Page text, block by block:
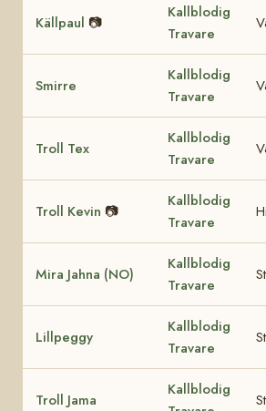
Källpaul 📷
Kallblodig
Travare
Smirre
Kallblodig
Travare
Troll Tex
Kallblodig
Travare
Troll Kevin 📷
Kallblodig
Travare
Mira Jahna (NO)
Kallblodig
Travare
Lillpeggy
Kallblodig
Travare
Troll Jama
Kallblodig